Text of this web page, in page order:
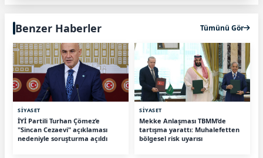
Benzer Haberler Tümünü Gör
SİYASET
İYİ Partili Turhan Çömez’e
"Sincan Cezaevi" açıklaması
nedeniyle soruşturma açıldı
SİYASET
Mekke Anlaşması TBMM’de
tartışma yarattı: Muhalefetten
bölgesel risk uyarısı